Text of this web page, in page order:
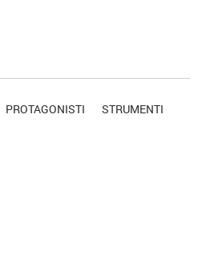
PROTAGONISTI STRUMENTI